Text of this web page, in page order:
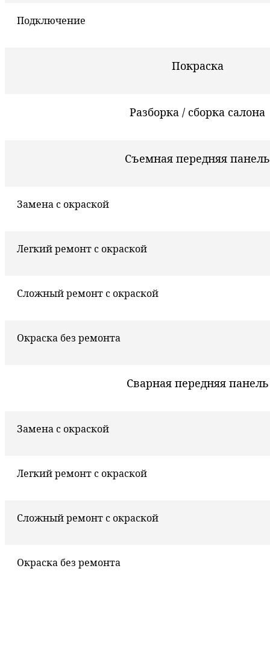
Подключение
Покраска
Разборка / сборка салона
Съемная передняя панель
Замена с окраской
Легкий ремонт с окраской
Сложный ремонт с окраской
Окраска без ремонта
Сварная передняя панель
Замена с окраской
Легкий ремонт с окраской
Сложный ремонт с окраской
Окраска без ремонта